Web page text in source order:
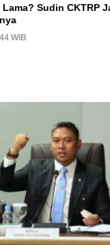
Sudin CKTRP
WIB